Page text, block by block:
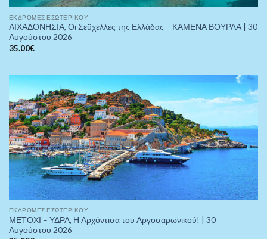
ΕΚΔΡΟΜΈΣ ΕΣΩΤΕΡΙΚΟΎ
ΛΙΧΑΔΟΝΗΣΙΑ, Οι Σεϋχέλλες της Ελλάδας – ΚΑΜΕΝΑ ΒΟΥΡΛΑ | 30
Αυγούστου 2026
35.00€
ΕΚΔΡΟΜΈΣ ΕΣΩΤΕΡΙΚΟΎ
ΜΕΤΟΧΙ – ΥΔΡΑ, Η Αρχόντισα του Αργοσαρωνικού! | 30
Αυγούστου 2026